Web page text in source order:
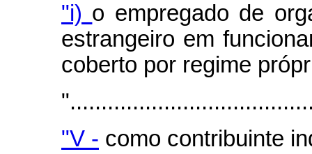
"i) o empregado de
estrangeiro em
coberto por regime
"V - como contribuinte